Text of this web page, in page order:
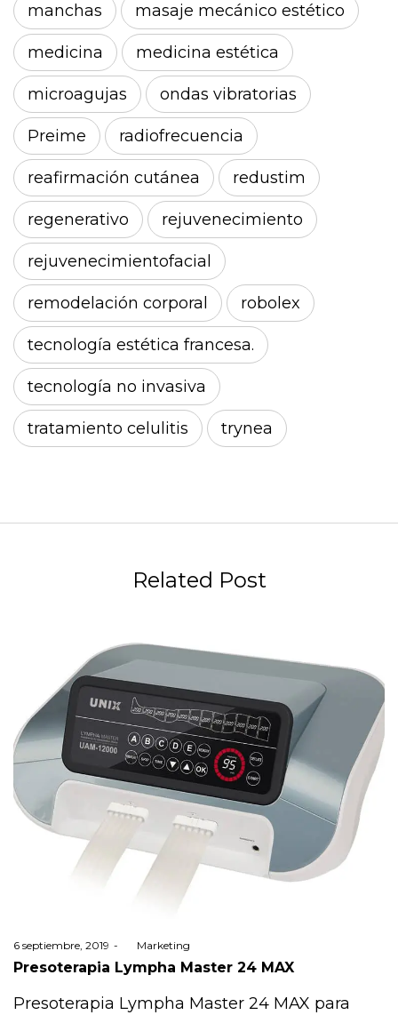
manchas masaje mecánico estético
medicina medicina estética
microagujas ondas vibratorias
Preime radiofrecuencia
reafirmación cutánea redustim
regenerativo rejuvenecimiento
rejuvenecimientofacial
remodelación corporal robolex
tecnología estética francesa.
tecnología no invasiva
tratamiento celulitis trynea
Related Post
Posted
on
6 septiembre, 2019 Marketing
Presoterapia Lympha Master 24 MAX
Presoterapia Lympha Master 24 MAX para